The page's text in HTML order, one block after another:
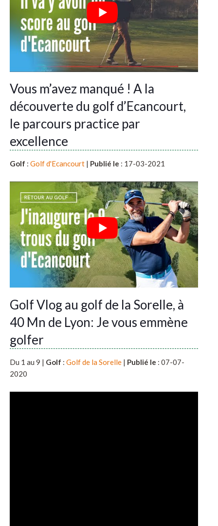
Vous m’avez manqué ! A la
découverte du golf d’Ecancourt,
le parcours practice par
excellence
Golf : Golf d'Ecancourt | Publié le : 17-03-2021
Golf Vlog au golf de la Sorelle, à
40 Mn de Lyon: Je vous emmène
golfer
Du 1 au 9 | Golf : Golf de la Sorelle | Publié le : 07-07-
2020